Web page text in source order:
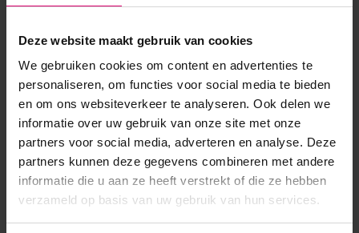
Deze website maakt gebruik van cookies
We gebruiken cookies om content en advertenties te
personaliseren, om functies voor social media te bieden
en om ons websiteverkeer te analyseren. Ook delen we
informatie over uw gebruik van onze site met onze
partners voor social media, adverteren en analyse. Deze
partners kunnen deze gegevens combineren met andere
informatie die u aan ze heeft verstrekt of die ze hebben
verzameld op basis van uw gebruik van hun services.
Artikelnummer 37222
SKU 526228